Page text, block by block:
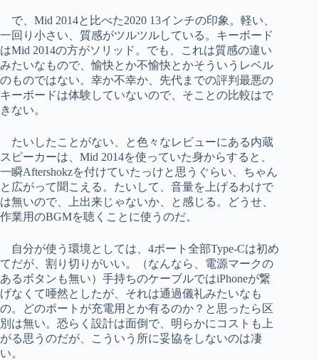
で、Mid 2014と比べた2020 13インチの印象。軽い、
一回り小さい、質感がツルツルしている。キーボード
はMid 2014の方がソリッド。でも、これは質感の違い
みたいなもので、愉快とか不愉快とかそういうレベル
のものではない。幸か不幸か、先代までの評判最悪の
キーボードは体験していないので、そことの比較はで
きない。
たいしたことがない、と色々なレビューにある内蔵
スピーカーは、Mid 2014を使っていた身からすると、
一瞬Aftershokzを付けていたっけと思うぐらい、ちゃん
と広がって聞こえる。たいして、音量を上げるわけで
は無いので、上出来じゃないか、と感じる。どうせ、
作業用のBGMを聴くことに使うのだ。
自分が使う環境としては、4ポート全部Type-Cは初め
てだが、割り切りがいい。（なんなら、電源マークの
あるボタンも無い）手持ちのケーブルではiPhoneが繋
げなくて唖然としたが、それは通過儀礼みたいなも
の。どのポートが充電用とか有るのか？と思ったら区
別は無い。恐らく設計は面倒で、明らかにコストも上
がる思うのだが、こういう所に妥協をしないのは凄
い。